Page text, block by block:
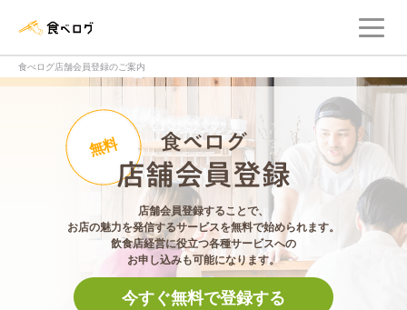
食べログ店舗会員登録のご案内
食べログ店舗会員
無料
店舗会員登録することで、
お店の魅力を発信するサービスを無料で始められます。
飲食店経営に役立つ各種サービスへの
お申し込みも可能になります。
今すぐ無料で登録する